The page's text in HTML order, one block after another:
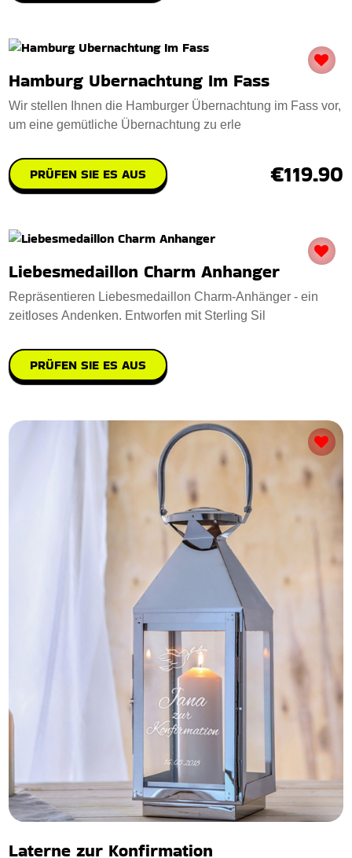
Hamburg Ubernachtung Im Fass
Wir stellen Ihnen die Hamburger Übernachtung im Fass vor,
um eine gemütliche Übernachtung zu erle
PRÜFEN SIE ES AUS €119.90
Liebesmedaillon Charm Anhanger
Repräsentieren Liebesmedaillon Charm-Anhänger - ein
zeitloses Andenken. Entworfen mit Sterling Sil
PRÜFEN SIE ES AUS
Laterne zur Konfirmation